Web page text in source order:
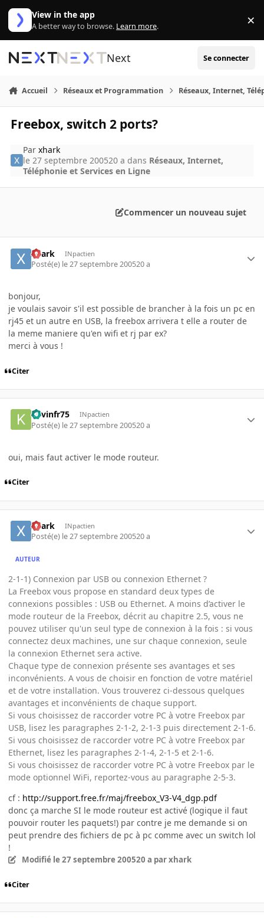
Aller au contenu
View in the app
A better way to browse. Learn more. ×
Next Se connecter
Accueil Réseaux et Programmation Réseaux, Internet,
Freebox, switch 2 ports?
Parxhark
le 27 septembre 200520 a dans Réseaux, Internet,
Téléphonie et Services en Ligne
Commencer un nouveau sujet
xhark INpactien
Posté(e) le 27 septembre 200520 a
bonjour,
je voulais savoir s'il est possible de brancher à la fois un pc en
rj45 et un autre en USB, la freebox arrivera t elle a router de
la meme maniere qu'en wifi et rj par ex?
merci à vous !
Citer
Kevinfr75 INpactien
Posté(e) le 27 septembre 200520 a
oui, mais faut activer le mode routeur.
Citer
xhark INpactien
Posté(e) le 27 septembre 200520 a
AUTEUR
2-1-1) Connexion par USB ou connexion Ethernet ?
La Freebox vous propose en standard deux types de
connexions possibles : USB ou Ethernet. A moins d’activer le
mode routeur de la Freebox, décrit au chapitre 2.5, vous ne
pouvez utiliser qu'un seul type de connexion à la fois : si vous
connectez deux machines, une sur chaque connexion, seule
la connexion Ethernet sera active.
Chaque type de connexion présente ses avantages et ses
inconvénients. A vous de choisir en fonction de votre matériel
et de votre installation. Vous trouverez ci-dessous quelques
avantages et inconvénients de chaque support.
Si vous choisissez de raccorder votre PC à votre Freebox par
USB, lisez les paragraphes 2-1-2, 2-1-3 puis directement 2-1-6.
Si vous choisissez de raccorder votre PC à votre Freebox par
Ethernet, lisez les paragraphes 2-1-4, 2-1-5 et 2-1-6.
Si vous choisissez de raccorder votre PC à votre Freebox par le
mode optionnel WiFi, reportez-vous au paragraphe 2-5-3.
cf : http://support.free.fr/maj/freebox_V3-V4_dgp.pdf
donc ça marche SI le mode routeur est activé (logique il faut
pouvoir router les paquets!) par contre je me demande si on
peut prendre des fichiers de pc à pc comme avec un switch lol
!
Modifié le 27 septembre 200520 a par xhark
Citer